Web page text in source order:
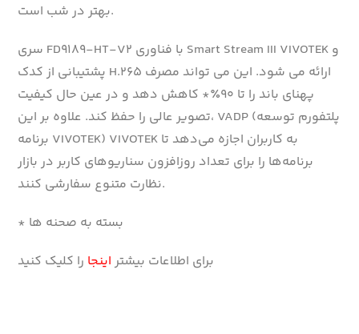
بهتر در شب است.
سری FD9189-HT-V2 با فناوری Smart Stream III VIVOTEK و
پشتیبانی از کدک H.265 ارائه می شود. این می تواند مصرف
پهنای باند را تا ۹۰٪* کاهش دهد و در عین حال کیفیت
تصویر عالی را حفظ کند. علاوه بر این، VADP (پلتفورم توسعه
برنامه VIVOTEK) VIVOTEK به کاربران اجازه می‌دهد تا
برنامه‌ها را برای تعداد روزافزون سناریوهای کاربر در بازار
نظارت متنوع سفارشی کنند.
* بسته به صحنه ها
برای اطلاعات بیشتر اینجا را کلیک کنید